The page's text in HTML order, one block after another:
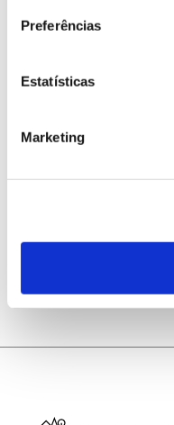
Preferências
Estatísticas
Marketing
Registar galhas de
25.06.2026
Natureza e